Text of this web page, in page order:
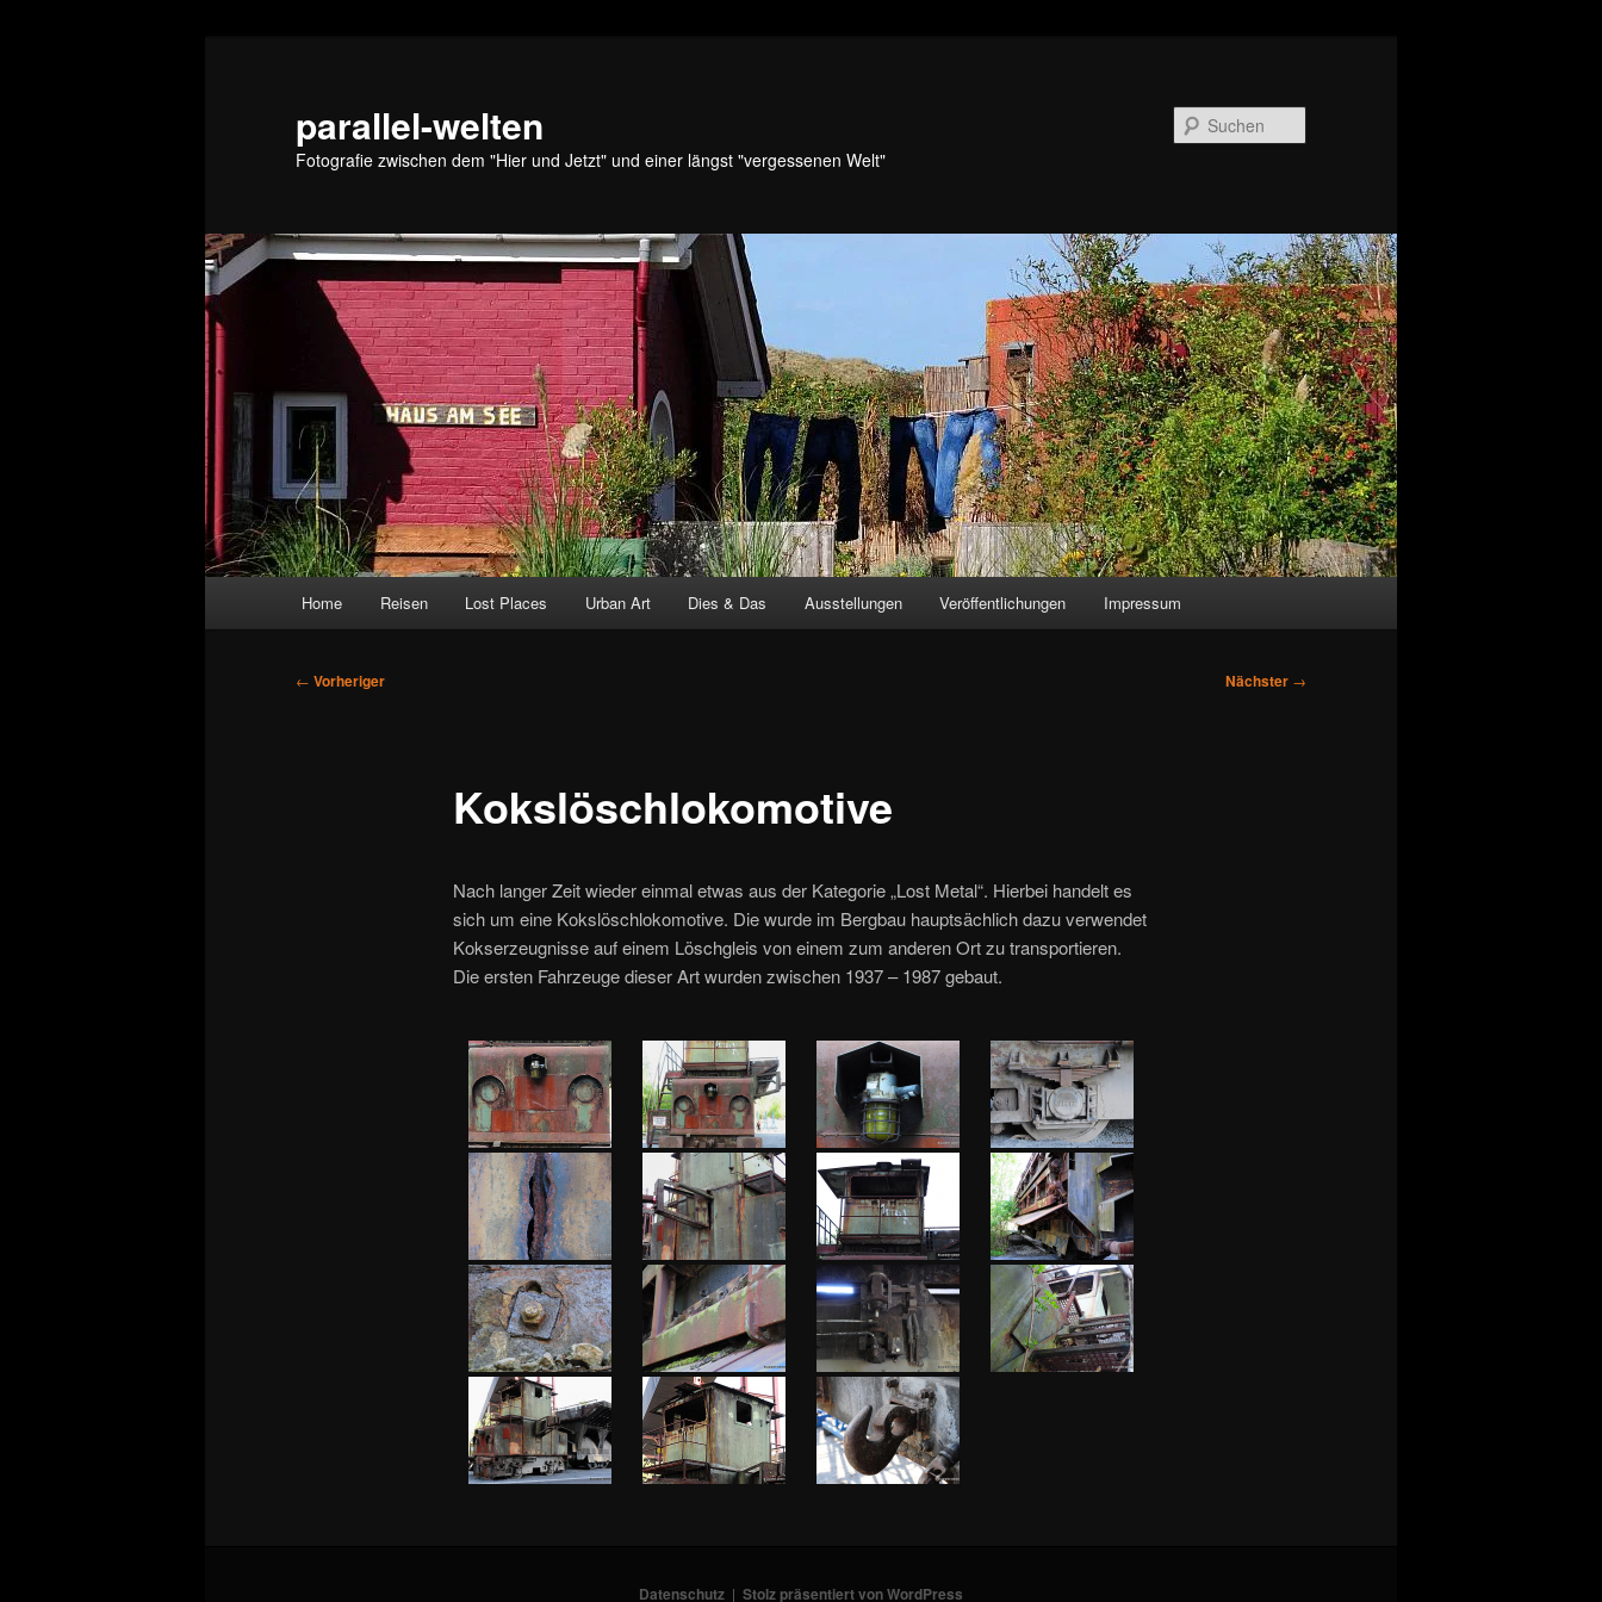
parallel-welten
Fotografie zwischen dem "Hier und Jetzt" und einer längst "vergessenen Welt"
Home Reisen Lost Places Urban Art Dies & Das Ausstellungen Veröffentlichungen Impressum
Beitragsnavigation
← Vorheriger Nächster →
Kokslöschlokomotive
Nach langer Zeit wieder einmal etwas aus der Kategorie „Lost Metal“. Hierbei handelt es
sich um eine Kokslöschlokomotive. Die wurde im Bergbau hauptsächlich dazu verwendet
Kokserzeugnisse auf einem Löschgleis von einem zum anderen Ort zu transportieren.
Die ersten Fahrzeuge dieser Art wurden zwischen 1937 – 1987 gebaut.
Datenschutz Stolz präsentiert von WordPress